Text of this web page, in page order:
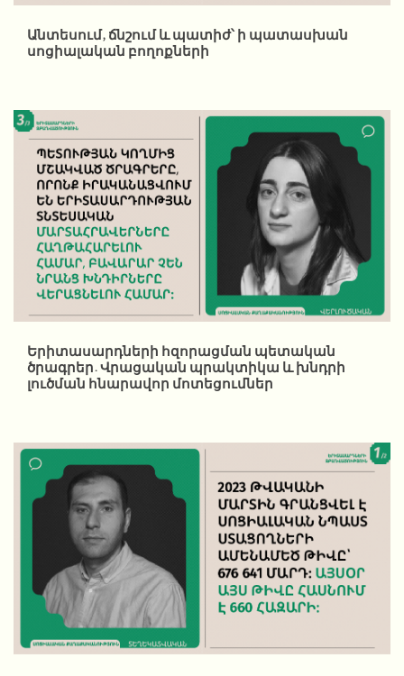
Անտեսում, ճնշում և պատիժ՝ ի պատասխան
սոցիալական բողոքների
Երիտասարդների հզորացման պետական
ծրագրեր. Վրացական պրակտիկա և խնդրի
լուծման հնարավոր մոտեցումներ